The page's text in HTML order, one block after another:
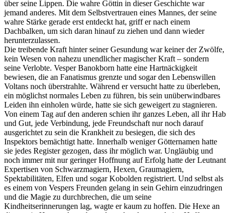
über seine Lippen. Die wahre Göttin in dieser Geschichte war
jemand anderes. Mit dem Selbstvertrauen eines Mannes, der seine
wahre Stärke gerade erst entdeckt hat, griff er nach einem
Dachbalken, um sich daran hinauf zu ziehen und dann wieder
herunterzulassen.
Die treibende Kraft hinter seiner Gesundung war keiner der Zwölfe,
kein Wesen von nahezu unendlicher magischer Kraft – sondern
seine Verlobte. Vesper Banokborn hatte eine Hartnäckigkeit
bewiesen, die an Fanatismus grenzte und sogar den Lebenswillen
Voltans noch überstrahlte. Während er versucht hatte zu überleben,
ein möglichst normales Leben zu führen, bis sein unüberwindbares
Leiden ihn einholen würde, hatte sie sich geweigert zu stagnieren.
Von einem Tag auf den anderen schien ihr ganzes Leben, all ihr Hab
und Gut, jede Verbindung, jede Freundschaft nur noch darauf
ausgerichtet zu sein die Krankheit zu besiegen, die sich des
Inspektors bemächtigt hatte. Innerhalb weniger Götternamen hatte
sie jedes Register gezogen, dass ihr möglich war. Ungläubig und
noch immer mit nur geringer Hoffnung auf Erfolg hatte der Leutnant
Expertisen von Schwarzmagiern, Hexen, Graumagiern,
Spektabilitäten, Elfen und sogar Kobolden registriert. Und selbst als
es einem von Vespers Freunden gelang in sein Gehirn einzudringen
und die Magie zu durchbrechen, die um seine
Kindheitserinnerungen lag, wagte er kaum zu hoffen. Die Hexe an